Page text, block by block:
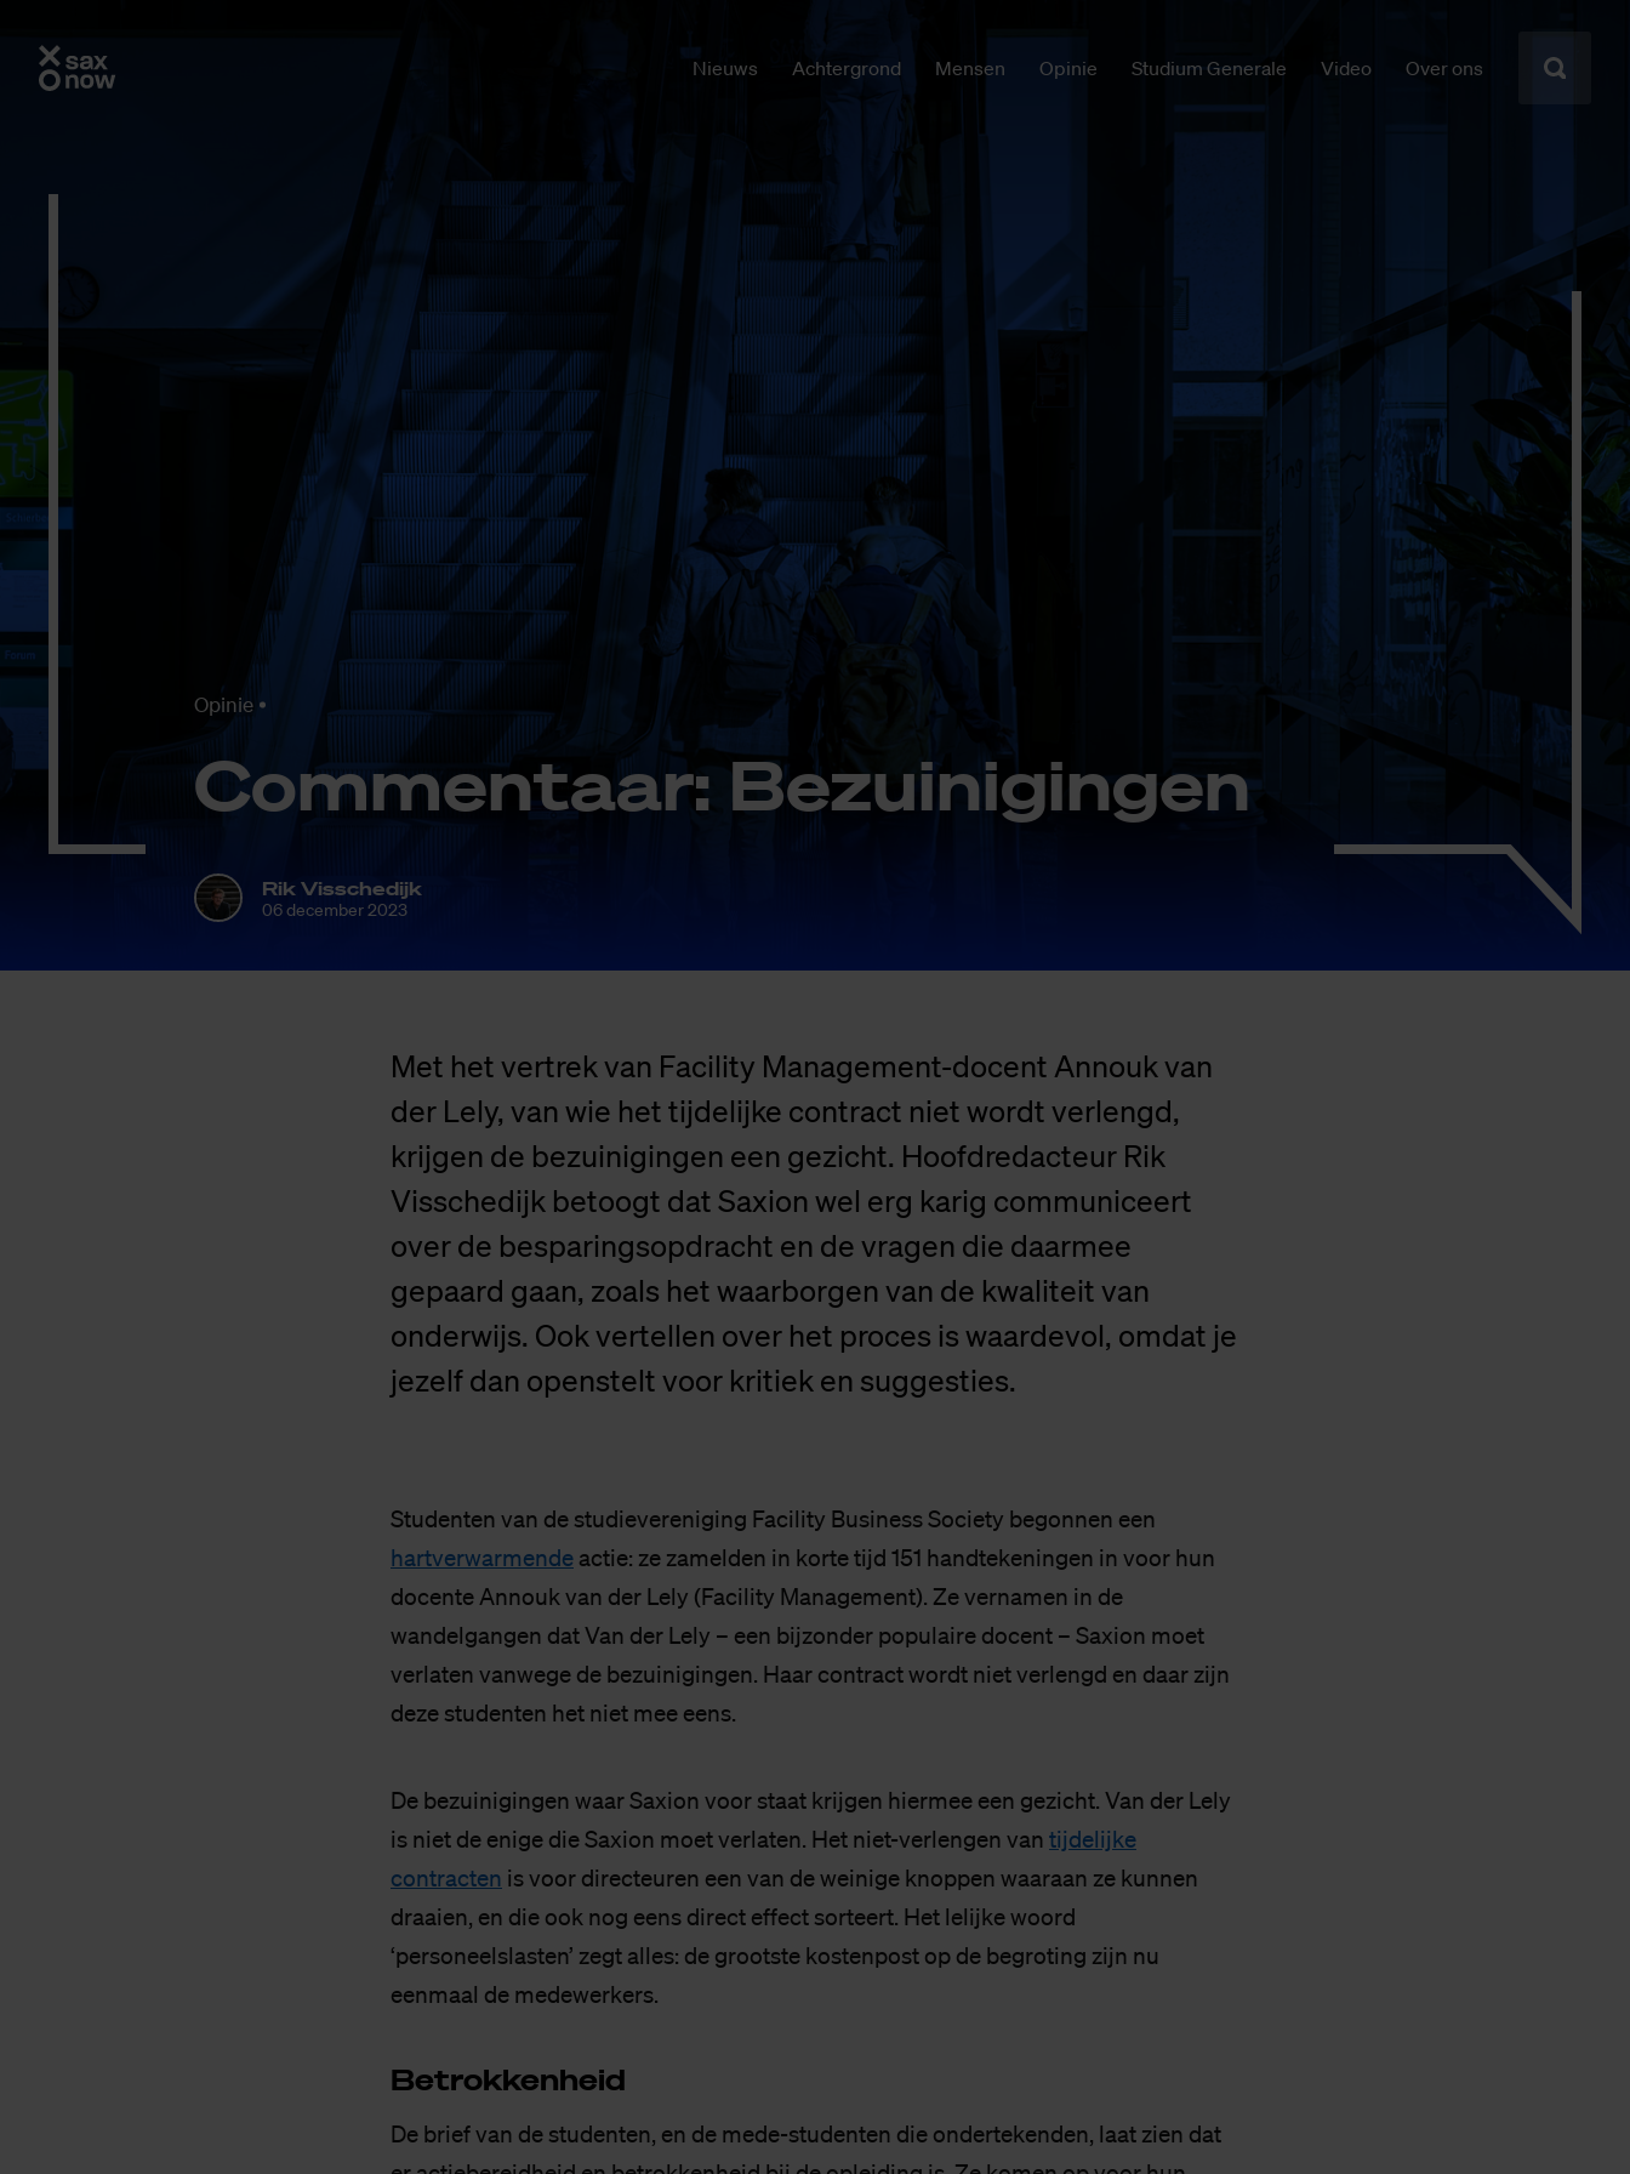
Nieuws Achtergrond Mensen Opinie Studium Generale Video Over ons
Opinie
Com­men­taar: Be­zui­ni­gin­gen
Rik Visschedijk
06 december 2023
Met het vertrek van Facility Management-docent Annouk van
der Lely, van wie het tijdelijke contract niet wordt verlengd,
krijgen de bezuinigingen een gezicht. Hoofdredacteur Rik
Visschedijk betoogt dat Saxion wel erg karig communiceert
over de besparingsopdracht en de vragen die daarmee
gepaard gaan, zoals het waarborgen van de kwaliteit van
onderwijs. Ook vertellen over het proces is waardevol, omdat je
jezelf dan openstelt voor kritiek en suggesties.
Studenten van de studievereniging Facility Business Society begonnen een
hartverwarmende actie: ze zamelden in korte tijd 151 handtekeningen in voor hun
docente Annouk van der Lely (Facility Management). Ze vernamen in de
wandelgangen dat Van der Lely – een bijzonder populaire docent – Saxion moet
verlaten vanwege de bezuinigingen. Haar contract wordt niet verlengd en daar zijn
deze studenten het niet mee eens.
De bezuinigingen waar Saxion voor staat krijgen hiermee een gezicht. Van der Lely
is niet de enige die Saxion moet verlaten. Het niet-verlengen van tijdelijke
contracten is voor directeuren een van de weinige knoppen waaraan ze kunnen
draaien, en die ook nog eens direct effect sorteert. Het lelijke woord
‘personeelslasten’ zegt alles: de grootste kostenpost op de begroting zijn nu
eenmaal de medewerkers.
Be­trok­ken­heid
De brief van de studenten, en de mede-studenten die ondertekenden, laat zien dat